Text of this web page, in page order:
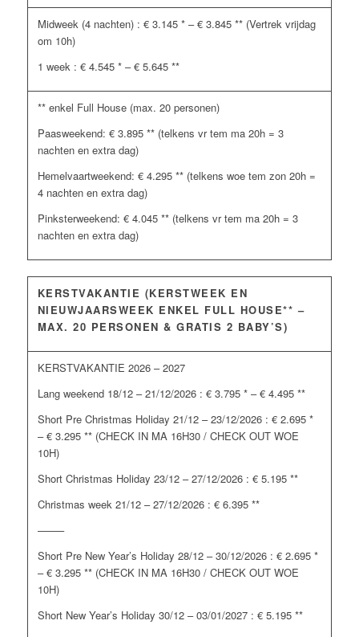
Midweek (4 nachten) : € 3.145 * – € 3.845 ** (Vertrek vrijdag
om 10h)
1 week : € 4.545 * – € 5.645 **
** enkel Full House (max. 20 personen)
Paasweekend: € 3.895 ** (telkens vr tem ma 20h = 3
nachten en extra dag)
Hemelvaartweekend: € 4.295 ** (telkens woe tem zon 20h =
4 nachten en extra dag)
Pinksterweekend: € 4.045 ** (telkens vr tem ma 20h = 3
nachten en extra dag)
KERSTVAKANTIE (KERSTWEEK EN
NIEUWJAARSWEEK ENKEL FULL HOUSE** –
MAX. 20 PERSONEN & GRATIS 2 BABY’S)
KERSTVAKANTIE 2026 – 2027
Lang weekend 18/12 – 21/12/2026 : € 3.795 * – € 4.495 **
Short Pre Christmas Holiday 21/12 – 23/12/2026 : € 2.695 *
– € 3.295 ** (CHECK IN MA 16H30 / CHECK OUT WOE
10H)
Short Christmas Holiday 23/12 – 27/12/2026 : € 5.195 **
Christmas week 21/12 – 27/12/2026 : € 6.395 **
——–
Short Pre New Year’s Holiday 28/12 – 30/12/2026 : € 2.695 *
– € 3.295 ** (CHECK IN MA 16H30 / CHECK OUT WOE
10H)
Short New Year’s Holiday 30/12 – 03/01/2027 : € 5.195 **